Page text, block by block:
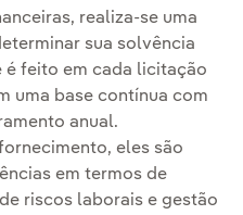
realiza-se uma
sua solvência
é feito em cada licitação
uma base contínua com
anual.
eles são
em termos de
riscos laborais e gestão